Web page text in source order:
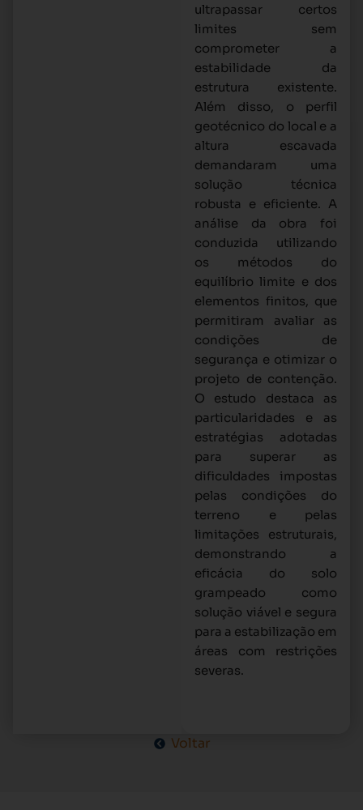
ultrapassar certos
limites sem
comprometer a
estabilidade da
estrutura existente.
Além disso, o perfil
geotécnico do local e a
altura escavada
demandaram uma
solução técnica
robusta e eficiente. A
análise da obra foi
conduzida utilizando
os métodos do
equilíbrio limite e dos
elementos finitos, que
permitiram avaliar as
condições de
segurança e otimizar o
projeto de contenção.
O estudo destaca as
particularidades e as
estratégias adotadas
para superar as
dificuldades impostas
pelas condições do
terreno e pelas
limitações estruturais,
demonstrando a
eficácia do solo
grampeado como
solução viável e segura
para a estabilização em
áreas com restrições
severas.
Voltar